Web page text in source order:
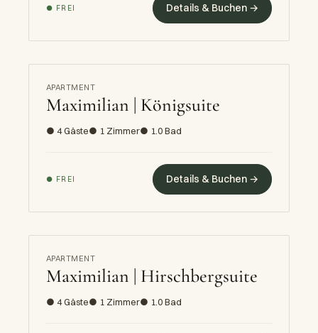
● FREI Details & Buchen →
APARTMENT
Maximilian | Königsuite
● 4 Gäste● 1 Zimmer● 1.0 Bad
● FREI Details & Buchen →
APARTMENT
Maximilian | Hirschbergsuite
● 4 Gäste● 1 Zimmer● 1.0 Bad